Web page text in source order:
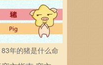
83年的猪是什么命